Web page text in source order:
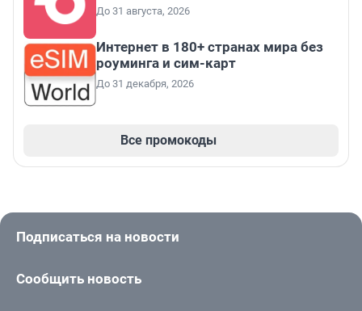
До 31 августа, 2026
Интернет в 180+ странах мира без
роуминга и сим-карт
До 31 декабря, 2026
Все промокоды
Подписаться на новости
Сообщить новость